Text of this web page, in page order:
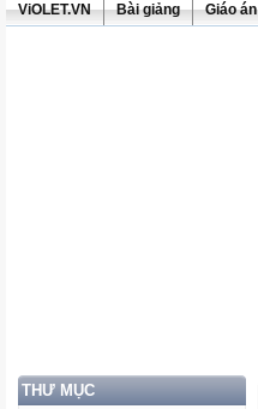
ViOLET.VN Bài giảng Giáo án
THƯ MỤC